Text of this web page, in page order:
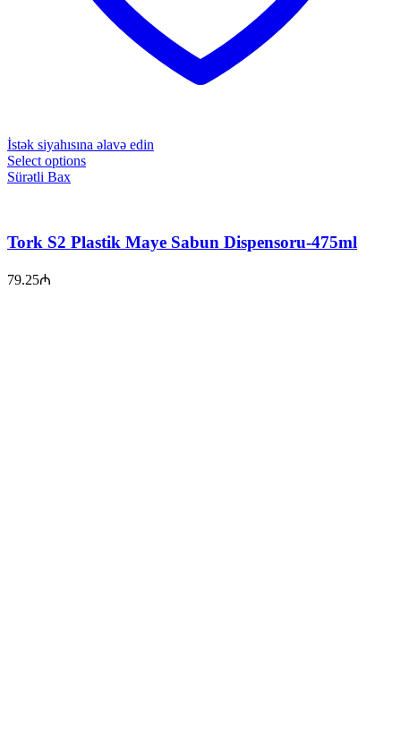
İstək siyahısına əlavə edin
Select options
Sürətli Bax
Tork S2 Plastik Maye Sabun Dispensoru-475ml
79.25₼